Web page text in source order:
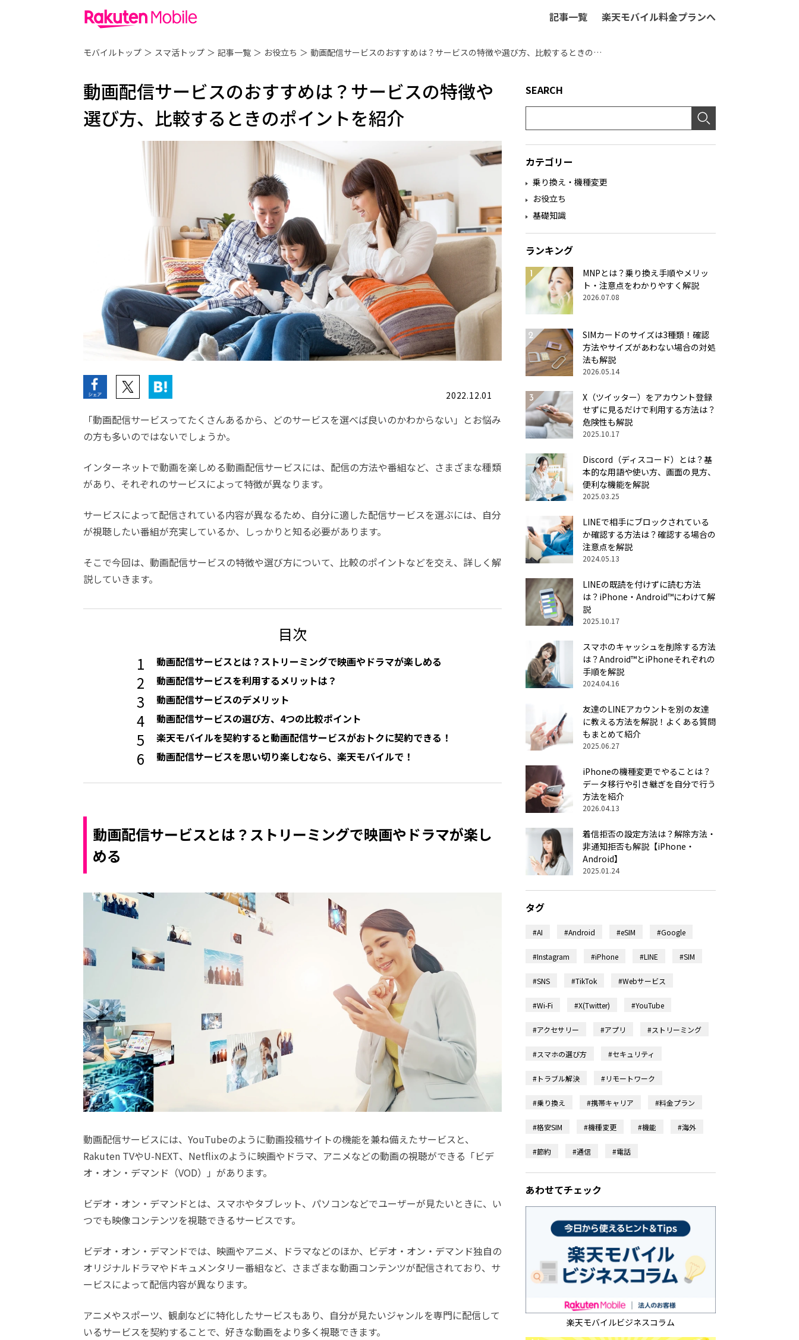
記事一覧 楽天モバイル料金プランへ
モバイルトップ ＞ スマ活トップ ＞ 記事一覧 ＞ お役立ち ＞ 動画配信サービスのおすすめは？サービスの特徴や選び方、比較するときのポイントを紹介
動画配信サービスのおすすめは？サービスの特徴や
選び方、比較するときのポイントを紹介
2022.12.01
「動画配信サービスってたくさんあるから、どのサービスを選べば良いのかわからない」とお悩み
の方も多いのではないでしょうか。
インターネットで動画を楽しめる動画配信サービスには、配信の方法や番組など、さまざまな種類
があり、それぞれのサービスによって特徴が異なります。
サービスによって配信されている内容が異なるため、自分に適した配信サービスを選ぶには、自分
が視聴したい番組が充実しているか、しっかりと知る必要があります。
そこで今回は、動画配信サービスの特徴や選び方について、比較のポイントなどを交え、詳しく解
説していきます。
目次
動画配信サービスとは？ストリーミングで映画やドラマが楽しめる
動画配信サービスを利用するメリットは？
動画配信サービスのデメリット
動画配信サービスの選び方、4つの比較ポイント
楽天モバイルを契約すると動画配信サービスがおトクに契約できる！
動画配信サービスを思い切り楽しむなら、楽天モバイルで！
動画配信サービスとは？ストリーミングで映画やドラマが楽し
める
動画配信サービスには、YouTubeのように動画投稿サイトの機能を兼ね備えたサービスと、
Rakuten TVやU-NEXT、Netflixのように映画やドラマ、アニメなどの動画の視聴ができる「ビデ
オ・オン・デマンド（VOD）」があります。
ビデオ・オン・デマンドとは、スマホやタブレット、パソコンなどでユーザーが見たいときに、い
つでも映像コンテンツを視聴できるサービスです。
ビデオ・オン・デマンドでは、映画やアニメ、ドラマなどのほか、ビデオ・オン・デマンド独自の
オリジナルドラマやドキュメンタリー番組など、さまざまな動画コンテンツが配信されており、サ
ービスによって配信内容が異なります。
アニメやスポーツ、観劇などに特化したサービスもあり、自分が見たいジャンルを専門に配信して
いるサービスを契約することで、好きな動画をより多く視聴できます。
SEARCH
カテゴリー
乗り換え・機種変更
お役立ち
基礎知識
ランキング
MNPとは？乗り換え手順やメリッ
ト・注意点をわかりやすく解説
2026.07.08
SIMカードのサイズは3種類！確認
方法やサイズがあわない場合の対処
法も解説
2026.05.14
X（ツイッター）をアカウント登録
せずに見るだけで利用する方法は？
危険性も解説
2025.10.17
Discord（ディスコード）とは？基
本的な用語や使い方、画面の見方、
便利な機能を解説
2025.03.25
LINEで相手にブロックされている
か確認する方法は？確認する場合の
注意点を解説
2024.05.13
LINEの既読を付けずに読む方法
は？iPhone・Android™にわけて解
説
2025.10.17
スマホのキャッシュを削除する方法
は？Android™とiPhoneそれぞれの
手順を解説
2024.04.16
友達のLINEアカウントを別の友達
に教える方法を解説！よくある質問
もまとめて紹介
2025.06.27
iPhoneの機種変更でやることは？
データ移行や引き継ぎを自分で行う
方法を紹介
2026.04.13
着信拒否の設定方法は？解除方法・
非通知拒否も解説【iPhone・
Android】
2025.01.24
タグ
#AI #Android #eSIM #Google
#Instagram #iPhone #LINE #SIM
#SNS #TikTok #Webサービス
#Wi-Fi #X(Twitter) #YouTube
#アクセサリー #アプリ #ストリーミング
#スマホの選び方 #セキュリティ
#トラブル解決 #リモートワーク
#乗り換え #携帯キャリア #料金プラン
#格安SIM #機種変更 #機能 #海外
#節約 #通信 #電話
あわせてチェック
楽天モバイルビジネスコラム